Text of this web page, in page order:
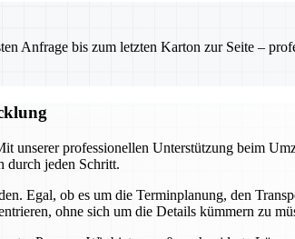
Anfrage bis zum letzten Karton zur Seite –
professionellen Unterstützung beim
durch jeden Schritt.
Egal, ob es um die Terminplanung, den
ohne sich um die Details kümmern zu